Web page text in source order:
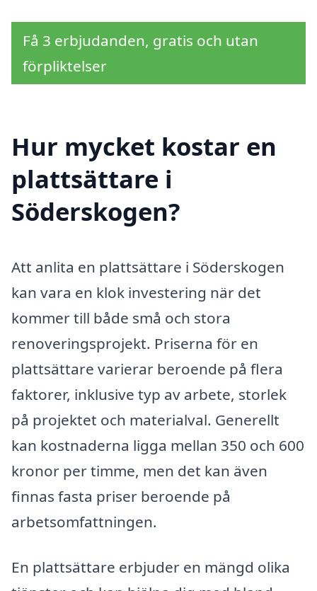
Få 3 erbjudanden, gratis och utan
förpliktelser
Hur mycket kostar en
plattsättare i
Söderskogen?
Att anlita en plattsättare i Söderskogen
kan vara en klok investering när det
kommer till både små och stora
renoveringsprojekt. Priserna för en
plattsättare varierar beroende på flera
faktorer, inklusive typ av arbete, storlek
på projektet och materialval. Generellt
kan kostnaderna ligga mellan 350 och 600
kronor per timme, men det kan även
finnas fasta priser beroende på
arbetsomfattningen.
En plattsättare erbjuder en mängd olika